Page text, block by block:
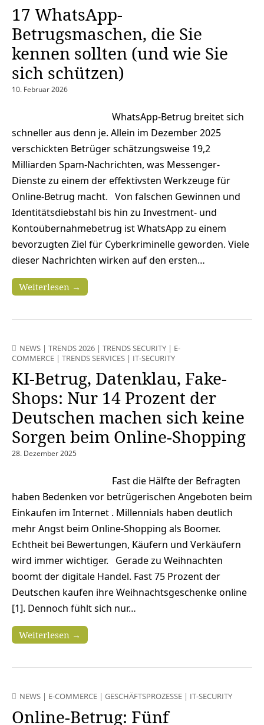
17 WhatsApp-
Betrugsmaschen, die Sie
kennen sollten (und wie Sie
sich schützen)
10. Februar 2026
WhatsApp-Betrug breitet sich
schneller aus denn je. Allein im Dezember 2025
verschickten Betrüger schätzungsweise 19,2
Milliarden Spam-Nachrichten, was Messenger-
Dienste zu einem der effektivsten Werkzeuge für
Online-Betrug macht. Von falschen Gewinnen und
Identitätsdiebstahl bis hin zu Investment- und
Kontoübernahmebetrug ist WhatsApp zu einem
bevorzugten Ziel für Cyberkriminelle geworden. Viele
dieser Nachrichten wirken auf den ersten…
Weiterlesen →
NEWS | TRENDS 2026 | TRENDS SECURITY | E-
COMMERCE | TRENDS SERVICES | IT-SECURITY
KI-Betrug, Datenklau, Fake-
Shops: Nur 14 Prozent der
Deutschen machen sich keine
Sorgen beim Online-Shopping
28. Dezember 2025
Fast die Hälfte der Befragten
haben Bedenken vor betrügerischen Angeboten beim
Einkaufen im Internet . Millennials haben deutlich
mehr Angst beim Online-Shopping als Boomer.
Echtheit bei Bewertungen, Käufern und Verkäufern
wird immer wichtiger. Gerade zu Weihnachten
boomt der digitale Handel. Fast 75 Prozent der
Deutschen kaufen ihre Weihnachtsgeschenke online
[1]. Dennoch fühlt sich nur…
Weiterlesen →
NEWS | E-COMMERCE | GESCHÄFTSPROZESSE | IT-SECURITY
Online-Betrug: Fünf